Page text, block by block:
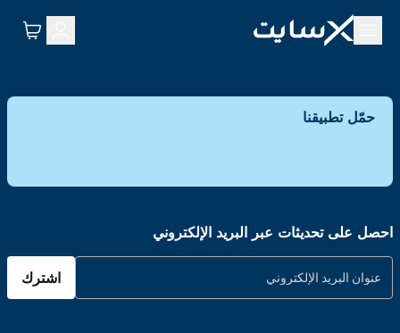
حمّل تطبيقنا
احصل على تحديثات عبر البريد الإلكتروني
اشترك